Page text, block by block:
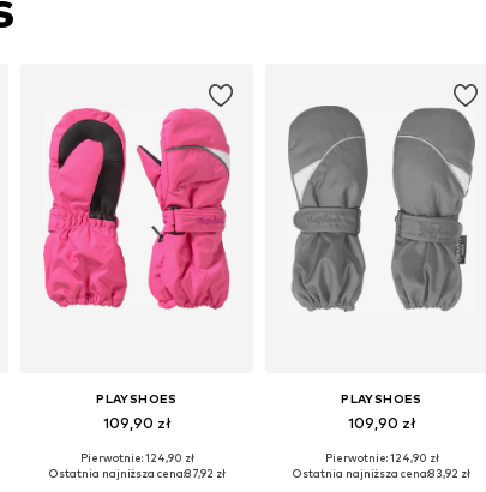
PLAYSHOES
109,90 zł
Pierwotnie: 124,90 zł
Ostatnia najniższa cena:87,92 zł
PLAYSHOES
109,90 zł
Pierwotnie: 124,90 zł
Ostatnia najniższa cena:83,92 zł